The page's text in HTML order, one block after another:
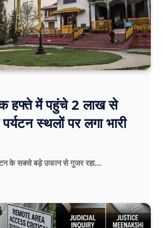
हफ्ते में पहुंचे 2 लाख से
स्थलों पर लगा भारी
के सबसे बड़े उफान से गुजर रहा…